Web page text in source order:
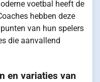
voetbal heeft de
hebben deze
van hun spelers
die aanvallend
en variaties van